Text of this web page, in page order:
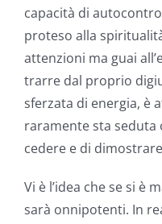
capacità di
proteso alla
attenzioni ma guai
trarre dal proprio
sferzata di energia, è
raramente sta seduta
cedere e di
Vi è l’idea che se si è
sarà onnipotenti. In